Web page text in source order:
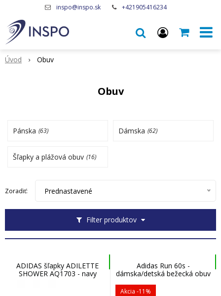
inspo@inspo.sk +421905416234
Úvod Obuv
Obuv
Pánska (63) Dámska (62)
Šľapky a plážová obuv (16)
Filter produktov
Zoradiť: Prednastavené
ADIDAS šľapky ADILETTE
SHOWER AQ1703 - navy
Adidas Run 60s -
dámska/detská bežecká obuv
Akcia -11%